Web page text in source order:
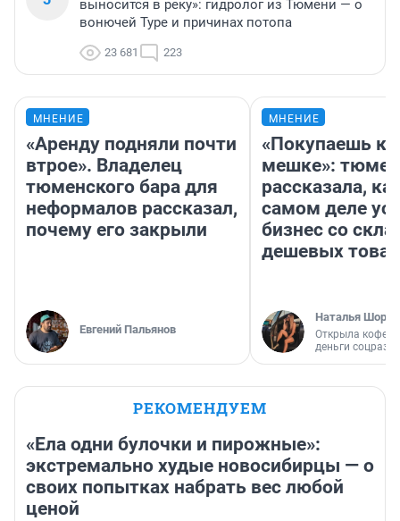
выносится в реку»: гидролог из Тюмени — о
вонючей Туре и причинах потопа
23 681 223
МНЕНИЕ
«Аренду подняли почти
втрое». Владелец
тюменского бара для
неформалов рассказал,
почему его закрыли
Евгений Пальянов
МНЕНИЕ
«Покупаешь
мешке»:
рассказала,
самом деле
бизнес со
дешевых
Наталья
Открыла
деньги
РЕКОМЕНДУЕМ
«Ела одни булочки и пирожные»:
экстремально худые новосибирцы — о
своих попытках набрать вес любой
ценой